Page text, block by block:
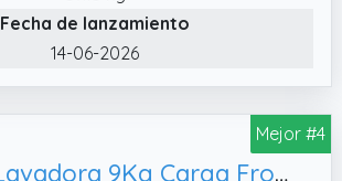
Fecha de lanzamiento
14-06-2026
Mejor #4
Cecotec Lavadora 9Kg Carga Frontal Bolero Dresscode 9500 Inverter Steel A. 1900W, Acero